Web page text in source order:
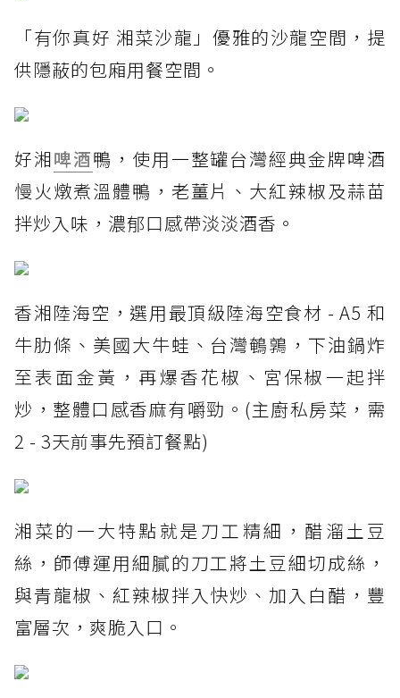
「有你真好 湘菜沙龍」優雅的沙龍空間，提
供隱蔽的包廂用餐空間。
好湘啤酒鴨，使用一整罐台灣經典金牌啤酒
慢火燉煮溫體鴨，老薑片、大紅辣椒及蒜苗
拌炒入味，濃郁口感帶淡淡酒香。
香湘陸海空，選用最頂級陸海空食材 - A5 和
牛肋條、美國大牛蛙、台灣鵪鶉，下油鍋炸
至表面金黃，再爆香花椒、宮保椒一起拌
炒，整體口感香麻有嚼勁。(主廚私房菜，需
2 - 3天前事先預訂餐點)
湘菜的一大特點就是刀工精細，醋溜土豆
絲，師傅運用細膩的刀工將土豆細切成絲，
與青龍椒、紅辣椒拌入快炒、加入白醋，豐
富層次，爽脆入口。